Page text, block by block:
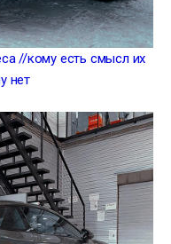
//кому есть смысл их
нет